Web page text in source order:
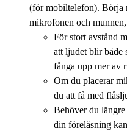
(för mobiltelefon). Börja
mikrofonen och
För stort avstånd
att ljudet blir både
fånga upp mer av
Om du placerar
du att få med
Behöver du
din föreläsning